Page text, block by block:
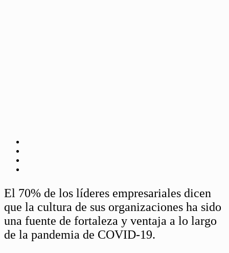
El 70% de los líderes empresariales dicen
que la cultura de sus organizaciones ha sido
una fuente de fortaleza y ventaja a lo largo
de la pandemia de COVID-19.